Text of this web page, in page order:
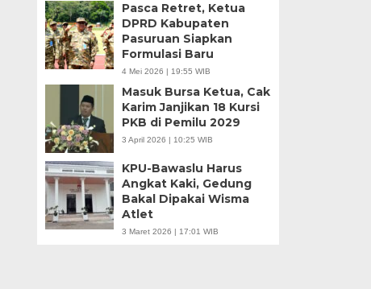
Pasca Retret, Ketua
DPRD Kabupaten
Pasuruan Siapkan
Formulasi Baru
4 Mei 2026 | 19:55 WIB
Masuk Bursa Ketua, Cak
Karim Janjikan 18 Kursi
PKB di Pemilu 2029
3 April 2026 | 10:25 WIB
KPU-Bawaslu Harus
Angkat Kaki, Gedung
Bakal Dipakai Wisma
Atlet
3 Maret 2026 | 17:01 WIB